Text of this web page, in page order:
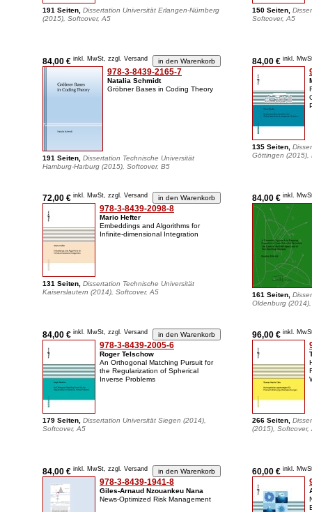
191 Seiten, Dissertation Universität Erlangen-Nürnberg
(2015), Softcover, A5
84,00 € inkl. MwSt, zzgl. Versand
978-3-8439-2165-7
Natalia Schmidt
Gröbner Bases in Coding Theory
191 Seiten, Dissertation Technische Universität
Hamburg-Harburg (2015), Softcover, B5
72,00 € inkl. MwSt, zzgl. Versand
978-3-8439-2098-8
Mario Hefter
Embeddings and Algorithms for
Infinite-dimensional Integration
131 Seiten, Dissertation Technische Universität
Kaiserslautern (2014), Softcover, A5
84,00 € inkl. MwSt, zzgl. Versand
978-3-8439-2005-6
Roger Telschow
An Orthogonal Matching Pursuit for
the Regularization of Spherical
Inverse Problems
179 Seiten, Dissertation Universität Siegen (2014),
Softcover, A5
84,00 € inkl. MwSt, zzgl. Versand
978-3-8439-1941-8
Giles-Arnaud Nzouankeu Nana
News-Optimized Risk Management
150 Seiten,
Softcover, A5
84,00 € inkl.
135 Seiten,
Göttingen (2015),
84,00 € inkl.
161 Seiten,
Oldenburg
96,00 € inkl.
266 Seiten,
(2015), Softcover,
60,00 € inkl.